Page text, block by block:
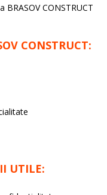
BRASOV CONSTRUCT
CONSTRUCT:
UTILE: